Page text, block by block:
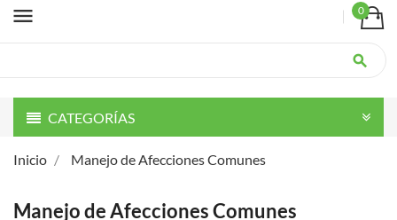
menu 0
search
CATEGORÍAS
Inicio Manejo de Afecciones Comunes
Manejo de Afecciones Comunes